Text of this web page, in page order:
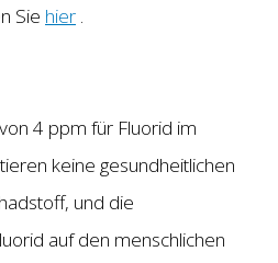
Sie hier .
4 ppm für Fluorid im
keine gesundheitlichen
und die
auf den menschlichen